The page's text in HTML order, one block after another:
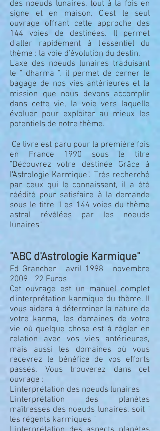
des noeuds lunaires, tout à la fois en
signe et en maison. C'est le seul
ouvrage offrant cette approche des
144 voies de destinées. Il permet
d'aller rapidement à l'essentiel du
thème : la voie d'évolution du destin.
L'axe des noeuds lunaires traduisant
le " dharma ", il permet de cerner le
bagage de nos vies antérieures et la
mission que nous devons accomplir
dans cette vie, la voie vers laquelle
évoluer pour exploiter au mieux les
potentiels de notre thème.
Ce livre est paru pour la première fois
en France 1990 sous le titre
"Découvrez votre destinée Grâce à
l'Astrologie Karmique". Très recherché
par ceux qui le connaissent, il a été
réédité pour satisfaire à la demande
sous le titre "Les 144 voies du thème
astral révélées par les noeuds
lunaires"
"ABC d'Astrologie Karmique"
Ed Grancher - avril 1998 - novembre
2009 - 22 Euros
Cet ouvrage est un manuel complet
d'interprétation karmique du thème. Il
vous aidera à déterminer la nature de
votre karma, les domaines de votre
vie où quelque chose est à régler en
relation avec vos vies antérieures,
mais aussi les domaines où vous
recevrez le bénéfice de vos efforts
passés. Vous trouverez dans cet
ouvrage :
L'interprétation des noeuds lunaires
L'interprétation des planètes
maîtresses des noeuds lunaires, soit "
les régents karmiques "